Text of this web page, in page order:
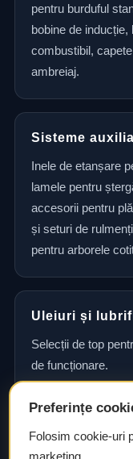
pentru burduful
bobine de
combustibil,
ambreiaj.
Sisteme
Inele de etanșare
lamele pentru
accesorii pentru
și seturi de
pentru arborele
Uleiuri și
Selecții de top
de funcționare.
Consultanță
Preferințe
Folosim cookie-uri
marketing.